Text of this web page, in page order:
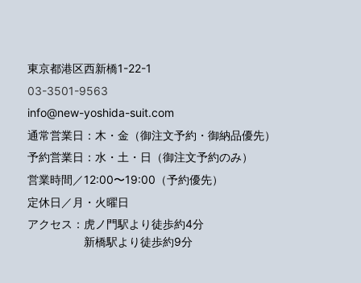
東京都港区西新橋1-22-1
03-3501-9563
info@new-yoshida-suit.com
通常営業日：木・金（御注文予約・御納品優先）
予約営業日：水・土・日（御注文予約のみ）
営業時間／12:00〜19:00（予約優先）
定休日／月・火曜日
アクセス： 虎ノ門駅より徒歩約4分
新橋駅より徒歩約9分